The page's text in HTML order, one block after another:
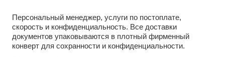
Персональный менеджер, услуги по постоплате,
скорость и конфиденциальность. Все доставки
документов упаковываются в плотный фирменный
конверт для сохранности и конфиденциальности.